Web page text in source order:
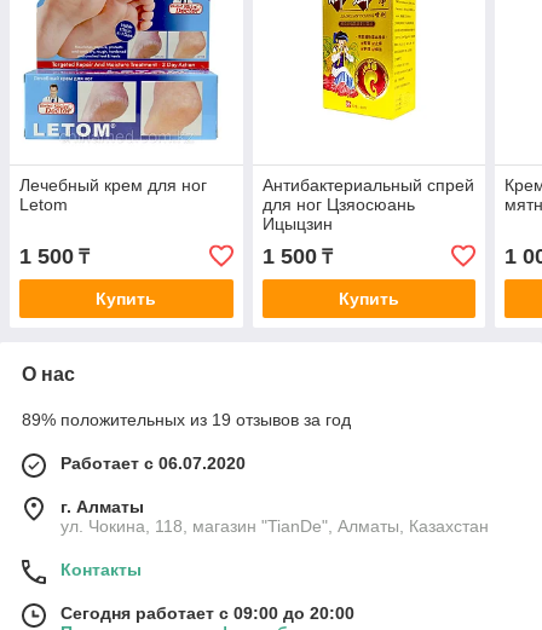
Лечебный крем для ног
Letom
1 500 ₸
Купить
Антибактериальный спрей
для ног Цзяосюань
Ицыцзин
1 500₸
Купить
1
О нас
89% положительных из 19 отзывов за год
Работает с 06.07.2020
г. Алматы
ул. Чокина, 118, магазин "TianDe", Алматы, Казахстан
Контакты
Сегодня работает с 09:00 до 20:00